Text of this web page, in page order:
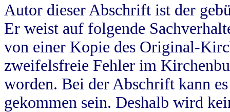
Autor dieser Abschrift ist der
Er weist auf folgende
von einer Kopie des Original-
zweifelsfreie Fehler im
worden. Bei der Abschrift kann
gekommen sein. Deshalb wird